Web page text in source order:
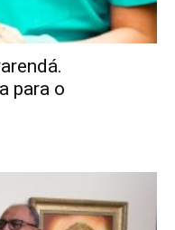
para o